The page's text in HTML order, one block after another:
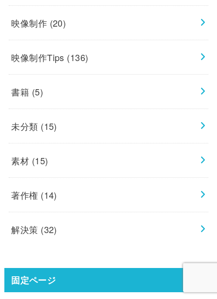
映像制作 (20)
映像制作Tips (136)
書籍 (5)
未分類 (15)
素材 (15)
著作権 (14)
解決策 (32)
固定ページ